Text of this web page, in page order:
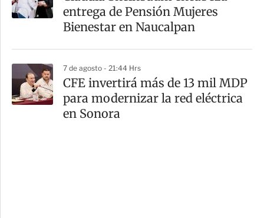
entrega de Pensión Mujeres
Bienestar en Naucalpan
7 de agosto - 21:44 Hrs
CFE invertirá más de 13 mil MDP
para modernizar la red eléctrica
en Sonora